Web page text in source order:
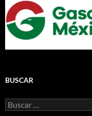
BUSCAR
Buscar: